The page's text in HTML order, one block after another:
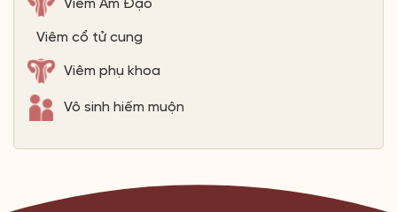
Viêm Âm Đạo
Viêm cổ tử cung
Viêm phụ khoa
Vô sinh hiếm muộn